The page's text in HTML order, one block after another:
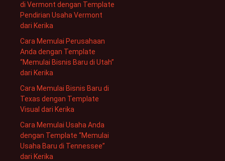
di Vermont dengan Template
Pendirian Usaha Vermont
dari Kerika
Cara Memulai Perusahaan
Anda dengan Template
“Memulai Bisnis Baru di Utah”
dari Kerika
Cara Memulai Bisnis Baru di
Texas dengan Template
Visual dari Kerika
Cara Memulai Usaha Anda
dengan Template “Memulai
Usaha Baru di Tennessee”
dari Kerika